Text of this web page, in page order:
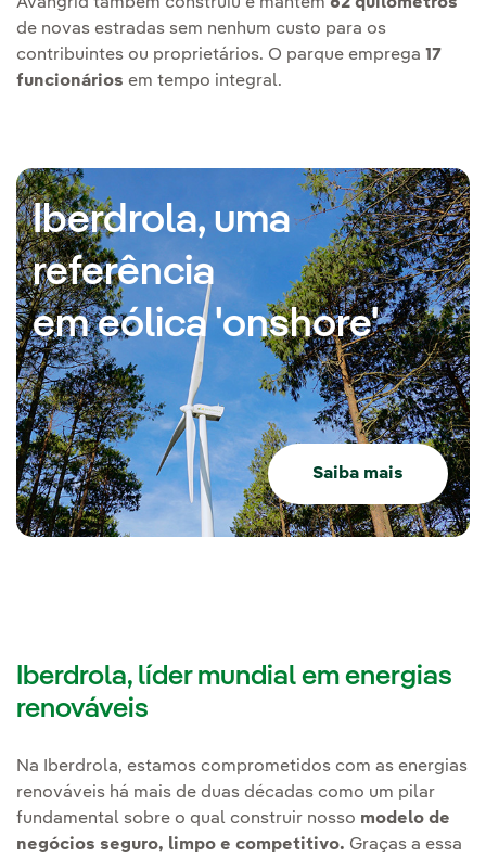
de novas estradas sem nenhum custo para os
contribuintes ou proprietários. O parque emprega 17
funcionários em tempo integral.
Iberdrola, uma
referência
em eólica 'onshore'
Saiba mais
Iberdrola, líder mundial em energias
renováveis
Na Iberdrola, estamos comprometidos com as energias
renováveis há mais de duas décadas como um pilar
fundamental sobre o qual construir nosso modelo de
negócios seguro, limpo e competitivo. Graças a essa